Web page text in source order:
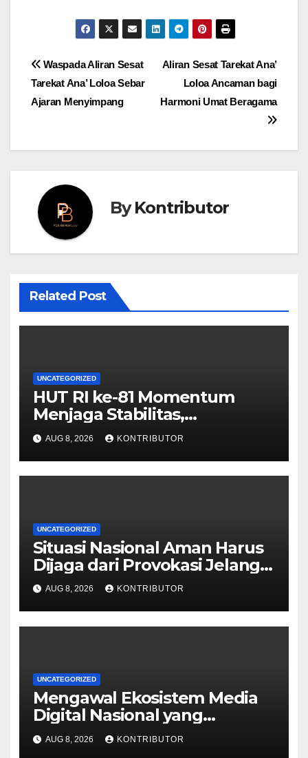
Post
navigation
Aliran Sesat Tarekat Ana’
Loloa Ancaman bagi
Harmoni Umat Beragama
Waspada Aliran Sesat
Tarekat Ana’ Loloa Sebar
Ajaran Menyimpang
ByKontributor
Related Post
UNCATEGORIZED
HUT RI ke-81 Momentum
Menjaga Stabilitas,
Keamanan, dan Optimisme
AUG 8, 2026 KONTRIBUTOR
UNCATEGORIZED
Situasi Nasional Aman Harus
Dijaga dari Provokasi Jelang
HUT ke-81 RI
AUG 8, 2026 KONTRIBUTOR
UNCATEGORIZED
Mengawal Ekosistem Media
Digital Nasional yang
Tangguh Hadapi Disrupsi AI
AUG 8, 2026 KONTRIBUTOR